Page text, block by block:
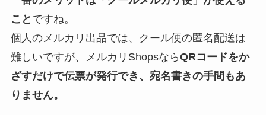
こと ですね。
個人のメルカリ出品では、クール便の匿名配送は
難しいですが、メルカリShopsならQRコードをか
ざすだけで伝票が発行でき、宛名書きの手間もあ
りません。